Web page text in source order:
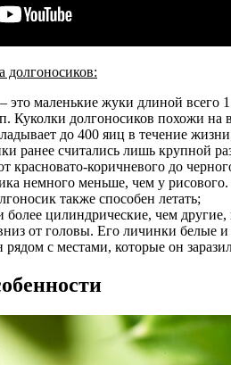
долгоносиков:
это маленькие жуки длиной всего
Куколки долгоносиков похожи
до 400 яиц в течение
ранее считались лишь крупной
красновато-коричневого до
немного меньше, чем у
также способен летать;
цилиндрические, чем
от головы. Его личинки белые
с местами, которые он